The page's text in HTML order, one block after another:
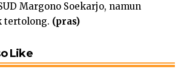
Margono Soekarjo, namun
tertolong. (pras)
Like